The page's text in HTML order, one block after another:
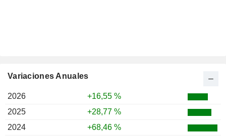
Variaciones Anuales
2026
+16,55 %
2025
+28,77 %
2024
+68,46 %